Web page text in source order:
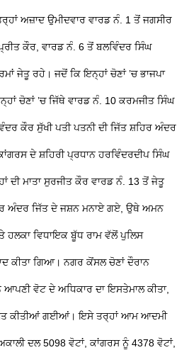
ਅਜ਼ਾਦ ਉਮੀਦਵਾਰ ਵਾਰਡ ਨੰ. 1 ਤੋਂ ਜਗਸੀਰ
ਕੌਰ, ਵਾਰਡ ਨੰ. 6 ਤੋਂ ਬਲਵਿੰਦਰ ਸਿੰਘ
ਜੇਤੂ ਰਹੇ। ਜਦੋਂ ਕਿ ਇਨ੍ਹਾਂ ਚੋਣਾਂ ’ਚ ਭਾਜਪਾ
ਚੋਣਾਂ ’ਚ ਜਿੱਥੇ ਵਾਰਡ ਨੰ. 10 ਕਰਮਜੀਤ ਸਿੰਘ
ਕੌਰ ਸੁੱਖੀ ਪਤੀ ਪਤਨੀ ਦੀ ਜਿੱਤ ਸ਼ਹਿਰ ਅੰਦਰ
ਦੇ ਸ਼ਹਿਰੀ ਪ੍ਰਧਾਨ ਹਰਵਿੰਦਰਦੀਪ ਸਿੰਘ
ਦੀ ਮਾਤਾ ਸੁਰਜੀਤ ਕੌਰ ਵਾਰਡ ਨੰ. 13 ਤੋਂ ਜੇਤੂ
ਅੰਦਰ ਜਿੱਤ ਦੇ ਜਸ਼ਨ ਮਨਾਏ ਗਏ, ਉਥੇ ਅਮਨ
ਹਲਕਾ ਵਿਧਾਇਕ ਬੂੱਧ ਰਾਮ ਵੱਲੋਂ ਪੁਲਿਸ
ਕੀਤਾ ਗਿਆ। ਨਗਰ ਕੋਂਸਲ ਚੋਣਾਂ ਦੌਰਾਨ
ਆਪਣੀ ਵੋਟ ਦੇ ਅਧਿਕਾਰ ਦਾ ਇਸਤੇਮਾਲ ਕੀਤਾ,
ਕੀਤੀਆਂ ਗਈਆਂ। ਇਸੇ ਤਰ੍ਹਾਂ ਆਮ ਆਦਮੀ
ਦਲ 5098 ਵੋਟਾਂ, ਕਾਂਗਰਸ ਨੂੰ 4378 ਵੋਟਾਂ,